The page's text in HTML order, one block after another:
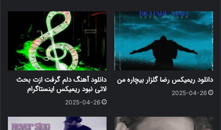
دانلود ریمیکس رضا گلزار بیچاره من
2025-04-26
دانلود آهنگ دلم گرفت ازت بحث
لاتی نبود ریمیکس اینستاگرام
2025-04-26